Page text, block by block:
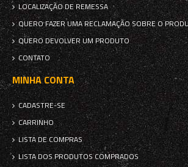
LOCALIZAÇÃO DE REMESSA
QUERO FAZER UMA RECLAMAÇÃO SOBRE O
QUERO DEVOLVER UM PRODUTO
CONTATO
MINHA CONTA
CADASTRE-SE
CARRINHO
LISTA DE COMPRAS
LISTA DOS PRODUTOS COMPRADOS